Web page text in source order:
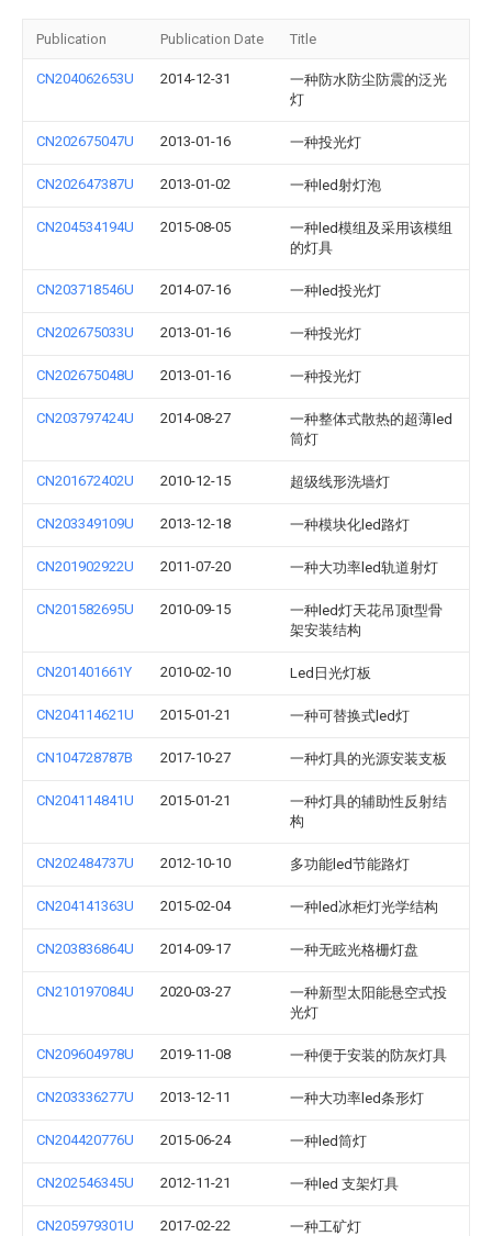
Publication Publication Date Title
CN204062653U 2014-12-31
一种防水防尘防震的泛光
灯
CN202675047U 2013-01-16 一种投光灯
CN202647387U 2013-01-02 一种led射灯泡
CN204534194U 2015-08-05
一种led模组及采用该模组
的灯具
CN203718546U 2014-07-16 一种led投光灯
CN202675033U 2013-01-16 一种投光灯
CN202675048U 2013-01-16 一种投光灯
CN203797424U 2014-08-27
一种整体式散热的超薄led
筒灯
CN201672402U 2010-12-15 超级线形洗墙灯
CN203349109U 2013-12-18 一种模块化led路灯
CN201902922U 2011-07-20 一种大功率led轨道射灯
CN201582695U 2010-09-15
一种led灯天花吊顶t型骨
架安装结构
CN201401661Y 2010-02-10 Led日光灯板
CN204114621U 2015-01-21 一种可替换式led灯
CN104728787B 2017-10-27 一种灯具的光源安装支板
CN204114841U 2015-01-21
一种灯具的辅助性反射结
构
CN202484737U 2012-10-10 多功能led节能路灯
CN204141363U 2015-02-04 一种led冰柜灯光学结构
CN203836864U 2014-09-17 一种无眩光格栅灯盘
CN210197084U 2020-03-27
一种新型太阳能悬空式投
光灯
CN209604978U 2019-11-08 一种便于安装的防灰灯具
CN203336277U 2013-12-11 一种大功率led条形灯
CN204420776U 2015-06-24 一种led筒灯
CN202546345U 2012-11-21 一种led 支架灯具
CN205979301U 2017-02-22 一种工矿灯